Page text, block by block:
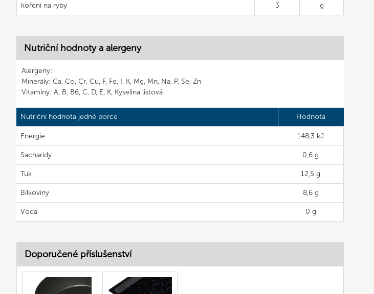
koření na ryby 3 g
Nutriční hodnoty a alergeny
Alergeny:
Minerály: Ca, Co, Cr, Cu, F, Fe, I, K, Mg, Mn, Na, P, Se, Zn
Vitamíny: A, B, B6, C, D, E, K, Kyselina listová
Nutriční hodnota jedné porce Hodnota
Energie 148,3 kJ
Sacharidy 0,6 g
Tuk 12,5 g
Bílkoviny 8,6 g
Voda 0 g
Doporučené příslušenství